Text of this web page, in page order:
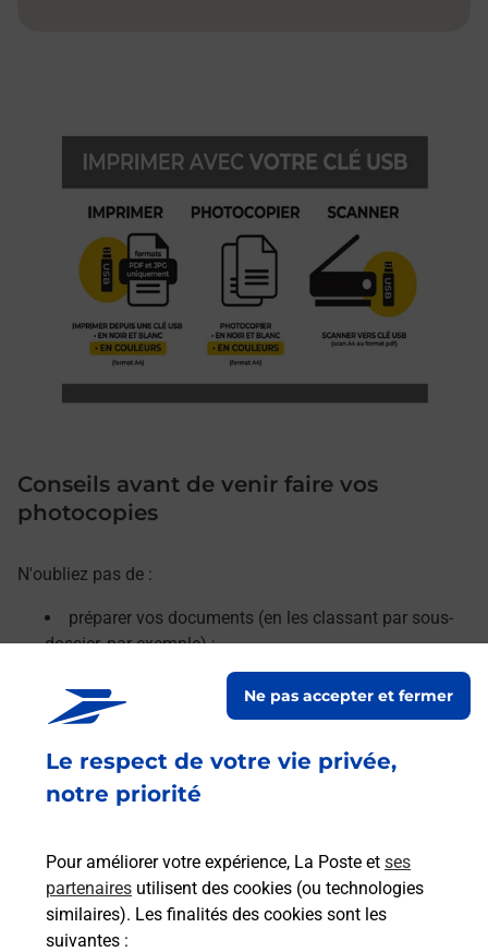
Le respect de votre vie privée,
notre priorité
Pour améliorer votre expérience, La Poste et ses
partenaires utilisent des cookies (ou technologies
similaires). Les finalités des cookies sont les
suivantes :
Ne pas accepter et fermer
Conseils avant de venir faire vos
photocopies
N'oubliez pas de :
préparer vos documents (en les classant par sous-
dossier, par exemple) ;
retirer les agrafes, trombones et décorner vos pages.
Le lien s'ouvre dans un nouvel onglet
Services
En savoir plus